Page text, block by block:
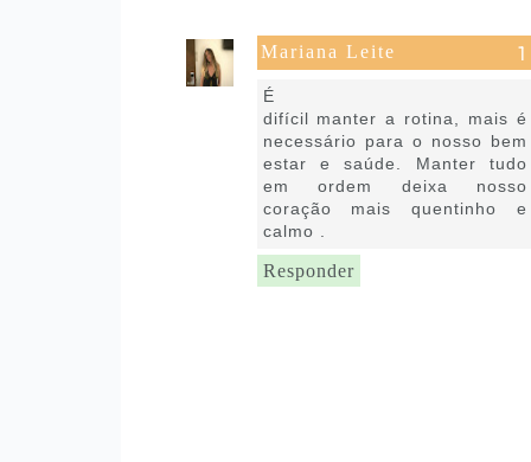
Mariana Leite
É
difícil manter a rotina, mais é
necessário para o nosso bem
estar e saúde. Manter tudo
em ordem deixa nosso
coração mais quentinho e
calmo .
Responder